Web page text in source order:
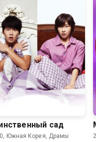
сад
Южная Корея, Драмы